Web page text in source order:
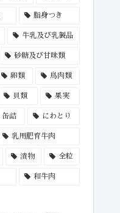
脂身つき
牛乳及び乳製品
砂糖及び甘味類
卵類 鳥肉類
貝類 果実
缶詰 にわとり
乳用肥育牛肉
漬物 全粒
和牛肉